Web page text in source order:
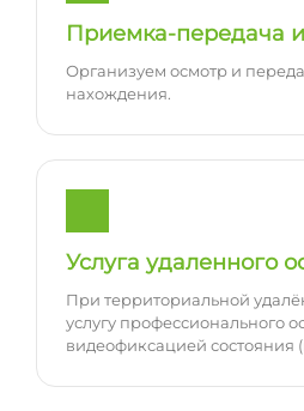
Приемка-передача
Организуем осмотр и
нахождения.
Услуга удаленного
При территориальной
услугу профессионального
видеофиксацией состояния